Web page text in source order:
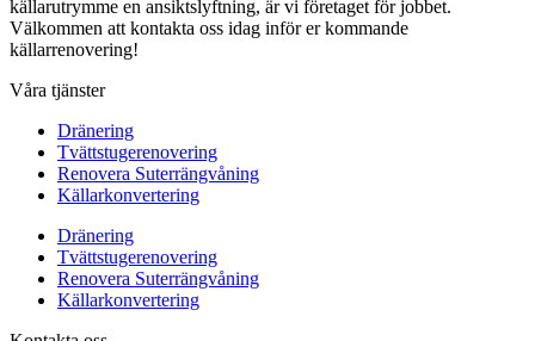
källarutrymme en ansiktslyftning, är vi företaget för jobbet.
Välkommen att kontakta oss idag inför er kommande
källarrenovering!
Våra tjänster
Dränering
Tvättstugerenovering
Renovera Suterrängvåning
Källarkonvertering
Dränering
Tvättstugerenovering
Renovera Suterrängvåning
Källarkonvertering